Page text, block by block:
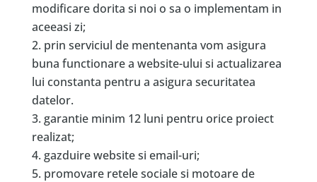
modificare dorita si noi o sa o implementam in
aceeasi zi;
prin serviciul de mentenanta vom asigura
buna functionare a website-ului si actualizarea
lui constanta pentru a asigura securitatea
datelor.
garantie minim 12 luni pentru orice proiect
realizat;
gazduire website si email-uri;
promovare retele sociale si motoare de